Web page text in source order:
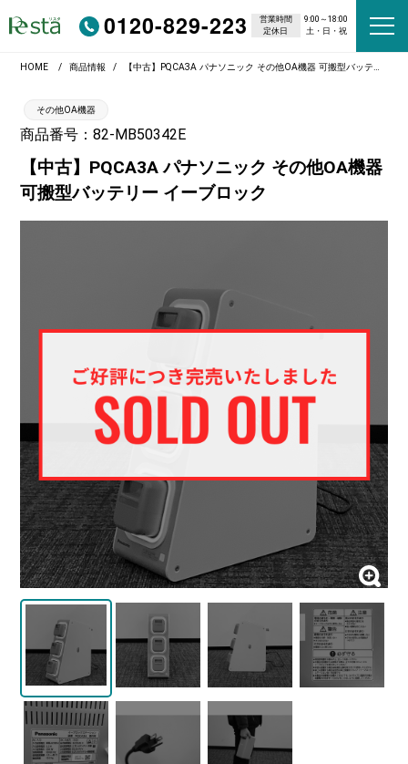
0120-829-223 営業時間
9:00～18:00
定休日
土・日・祝
HOME 商品情報 【中古】PQCA3A パナソニック その他OA機器 可搬型バッテリー イーブロック
その他OA機器
商品番号：82-MB50342E
【中古】PQCA3A パナソニック その他OA機器
可搬型バッテリー イーブロック